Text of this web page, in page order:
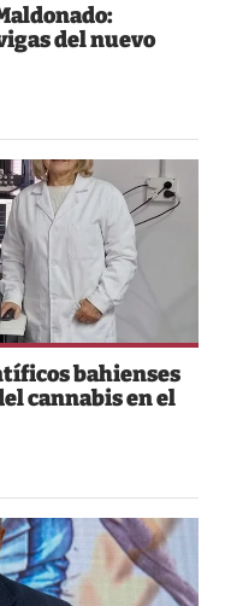
del nuevo
bahienses
cannabis en el